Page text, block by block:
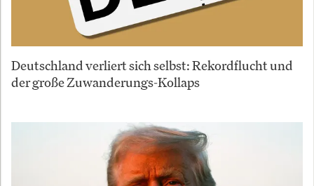
Deutschland verliert sich selbst: Rekordflucht und
der große Zuwanderungs-Kollaps